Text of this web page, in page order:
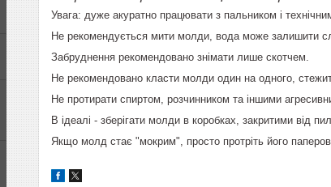
Увага: дуже акуратно працювати з пальником і
Не рекомендується мити молди, вода може залишити
Забруднення рекомендовано знімати лише скотчем.
Не рекомендовано класти молди один на одного,
Не протирати спиртом, розчинником та іншими
В ідеалі - зберігати молди в коробках, закритими від
Якщо молд стає "мокрим", просто протріть його